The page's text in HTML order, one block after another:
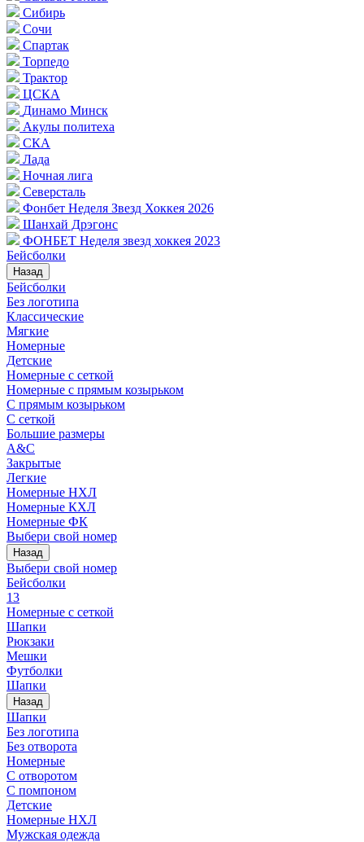
Сибирь
Сочи
Спартак
Торпедо
Трактор
ЦСКА
Динамо Минск
Акулы политеха
СКА
Лада
Ночная лига
Северсталь
Фонбет Неделя Звезд Хоккея 2026
Шанхай Дрэгонс
ФОНБЕТ Неделя звезд хоккея 2023
Бейсболки
Назад
Бейсболки
Без логотипа
Классические
Мягкие
Номерные
Детские
Номерные с сеткой
Номерные с прямым козырьком
С прямым козырьком
С сеткой
Большие размеры
A&C
Закрытые
Легкие
Номерные НХЛ
Номерные КХЛ
Номерные ФК
Выбери свой номер
Назад
Выбери свой номер
Бейсболки
13
Номерные с сеткой
Шапки
Рюкзаки
Мешки
Футболки
Шапки
Назад
Шапки
Без логотипа
Без отворота
Номерные
С отворотом
С помпоном
Детские
Номерные НХЛ
Мужская одежда